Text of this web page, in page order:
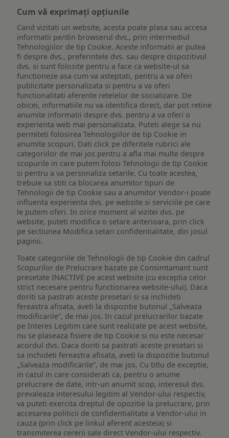
Cum vă exprimați opțiunile
Cand vizitati un website, acesta poate plasa sau accesa
informatii pe/din browserul dvs., prin intermediul
Tehnologiilor de tip Cookie. Aceste informatii ar putea
fi despre dvs., preferintele dvs. sau despre dispozitivul
dvs. si sunt folosite pentru a face ca website-ul sa
functioneze asa cum va asteptati, pentru a va oferi
publicitate personalizata si pentru a va oferi
functionalitati aferente retelelor de socializare. De
obicei, informatiile nu va identifica direct, dar pot retine
anumite informatii despre dvs. pentru a va oferi o
experienta web mai personalizata. Puteti alege sa nu
permiteti folosirea Tehnologiilor de tip Cookie in
anumite scopuri. Dati click pe diferitele rubrici ale
categoriilor de mai jos pentru a afla mai multe despre
scopurile in care putem folosi Tehnologii de tip Cookie
si pentru a va personaliza setarile. Cu toate acestea,
trebuie sa stiti ca blocarea anumitor tipuri de
Tehnologii de tip Cookie sau a anumitor Vendor-i poate
influenta experienta dvs. pe website si serviciile pe care
le putem oferi. In orice moment al vizitei dvs. pe
website, puteti modifica o setare anterioara, prin click
pe sectiunea Modifica setari confidentialitate, din josul
paginii.
Toate categoriile de Tehnologii de tip Cookie din cadrul
Scopurilor de Prelucrare bazate pe Consimtamant sunt
presetate INACTIVE pe acest website (cu exceptia celor
strict necesare pentru functionarea website-ului). Daca
doriti sa pastrati aceste presetari si sa inchideti
fereastra afisata, aveti la dispozitie butonul „Salveaza
modificarile”, de mai jos. In cazul prelucrarilor bazate
pe Interes Legitim care sunt realizate pe acest website,
nu se plaseaza fisiere de tip Cookie si nu este necesar
acordul dvs. Daca doriti sa pastrati aceste presetari si
sa inchideti fereastra afisata, aveti la dispozitie butonul
„Salveaza modificarile”, de mai jos. Cu titlu de exceptie,
in cazul in care considerati ca, pentru o anume
prelucrare de date, intr-un anumit scop, interesul dvs.
prevaleaza interesului legitim al Vendor-ului respectiv,
va puteti exercita dreptul de opozitie la prelucrare, prin
accesarea politicii de confidentialitate a Vendor-ului in
cauza (prin click pe linkul aferent acesteia) si
transmiterea cererii sale direct Vendor-ului respectiv.